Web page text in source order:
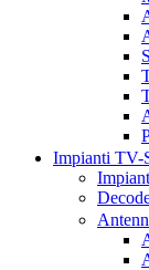
Impianti TV-